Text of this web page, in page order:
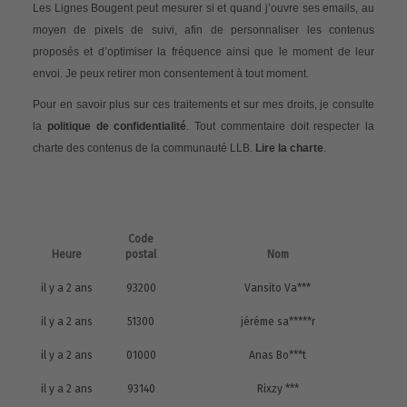
Les Lignes Bougent peut mesurer si et quand j’ouvre ses emails, au
moyen de pixels de suivi, afin de personnaliser les contenus
proposés et d’optimiser la fréquence ainsi que le moment de leur
envoi. Je peux retirer mon consentement à tout moment.
Pour en savoir plus sur ces traitements et sur mes droits, je consulte
la politique de confidentialité. Tout commentaire doit respecter la
charte des contenus de la communauté LLB. Lire la charte.
Heure
Code
postal
Nom
il y a 2 ans 93200 Vansito Va***
il y a 2 ans 51300 jéréme sa*****r
il y a 2 ans 01000 Anas Bo***t
il y a 2 ans 93140 Rixzy ***